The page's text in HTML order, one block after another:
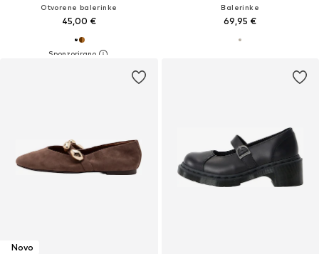
Otvorene balerinke
45,00 €
Balerinke
69,95 €
Novo